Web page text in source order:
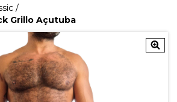
/
Grillo Açutuba